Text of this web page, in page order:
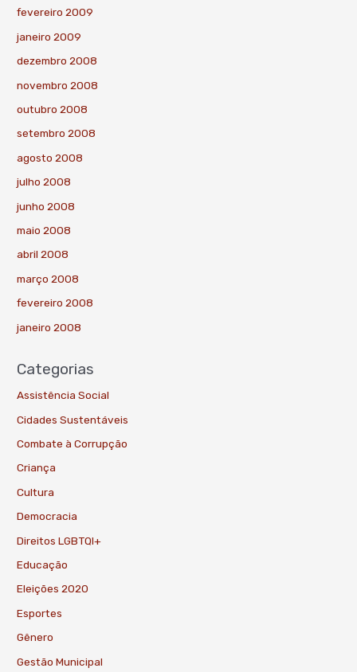
fevereiro 2009
janeiro 2009
dezembro 2008
novembro 2008
outubro 2008
setembro 2008
agosto 2008
julho 2008
junho 2008
maio 2008
abril 2008
março 2008
fevereiro 2008
janeiro 2008
Categorias
Assistência Social
Cidades Sustentáveis
Combate à Corrupção
Criança
Cultura
Democracia
Direitos LGBTQI+
Educação
Eleições 2020
Esportes
Gênero
Gestão Municipal